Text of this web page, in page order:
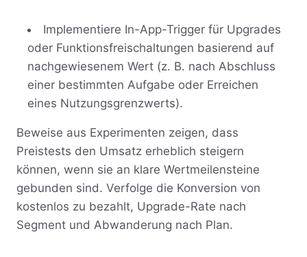
Implementiere In-App-Trigger für Upgrades
oder Funktionsfreischaltungen basierend auf
nachgewiesenem Wert (z. B. nach Abschluss
einer bestimmten Aufgabe oder Erreichen
eines Nutzungsgrenzwerts).
Beweise aus Experimenten zeigen, dass
Preistests den Umsatz erheblich steigern
können, wenn sie an klare Wertmeilensteine
gebunden sind. Verfolge die Konversion von
kostenlos zu bezahlt, Upgrade-Rate nach
Segment und Abwanderung nach Plan.